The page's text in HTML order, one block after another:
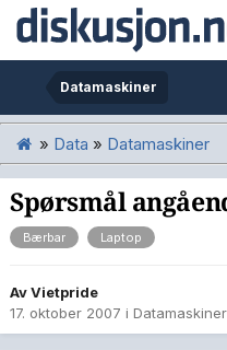
Datamaskiner
» Data » Datamaskiner
Spørsmål
Bærbar Laptop
AvVietpride
17. oktober 2007 i Datamaskiner